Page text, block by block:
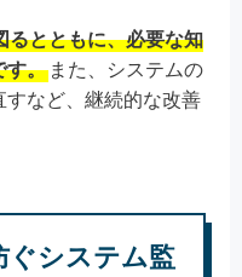
るとともに、必要な知
す。 また、システムの
など、継続的な改善
ぐシステム監